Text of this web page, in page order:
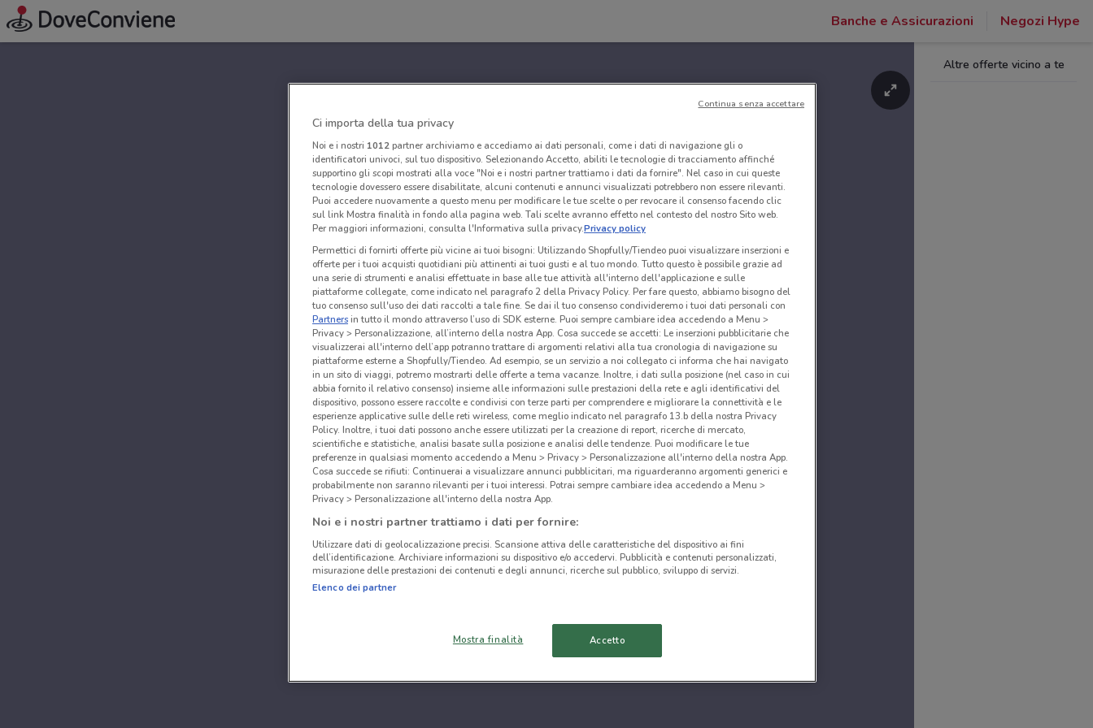
Banche e Assicurazioni Negozi Hype
Altre offerte vicino a te
Ci importa della tua privacy
Noi e i nostri 1012partner archiviamo e accediamo ai dati personali, come i dati di navigazione gli o
identificatori univoci, sul tuo dispositivo. Selezionando Accetto, abiliti le tecnologie di tracciamento affinché
supportino gli scopi mostrati alla voce "Noi e i nostri partner trattiamo i dati da fornire". Nel caso in cui queste
tecnologie dovessero essere disabilitate, alcuni contenuti e annunci visualizzati potrebbero non essere rilevanti.
Puoi accedere nuovamente a questo menu per modificare le tue scelte o per revocare il consenso facendo clic
sul link Mostra finalità in fondo alla pagina web. Tali scelte avranno effetto nel contesto del nostro Sito web.
Per maggiori informazioni, consulta l'Informativa sulla privacy.Privacy policy
Permettici di fornirti offerte più vicine ai tuoi bisogni: Utilizzando Shopfully/Tiendeo puoi visualizzare inserzioni e
offerte per i tuoi acquisti quotidiani più attinenti ai tuoi gusti e al tuo mondo. Tutto questo è possibile grazie ad
una serie di strumenti e analisi effettuate in base alle tue attività all'interno dell'applicazione e sulle
piattaforme collegate, come indicato nel paragrafo 2 della Privacy Policy. Per fare questo, abbiamo bisogno del
tuo consenso sull'uso dei dati raccolti a tale fine. Se dai il tuo consenso condivideremo i tuoi dati personali con
Partnersin tutto il mondo attraverso l’uso di SDK esterne. Puoi sempre cambiare idea accedendo a Menu >
Privacy > Personalizzazione, all’interno della nostra App. Cosa succede se accetti: Le inserzioni pubblicitarie che
visualizzerai all'interno dell’app potranno trattare di argomenti relativi alla tua cronologia di navigazione su
piattaforme esterne a Shopfully/Tiendeo. Ad esempio, se un servizio a noi collegato ci informa che hai navigato
in un sito di viaggi, potremo mostrarti delle offerte a tema vacanze. Inoltre, i dati sulla posizione (nel caso in cui
abbia fornito il relativo consenso) insieme alle informazioni sulle prestazioni della rete e agli identificativi del
dispositivo, possono essere raccolte e condivisi con terze parti per comprendere e migliorare la connettività e le
esperienze applicative sulle delle reti wireless, come meglio indicato nel paragrafo 13.b della nostra Privacy
Policy. Inoltre, i tuoi dati possono anche essere utilizzati per la creazione di report, ricerche di mercato,
scientifiche e statistiche, analisi basate sulla posizione e analisi delle tendenze. Puoi modificare le tue
preferenze in qualsiasi momento accedendo a Menu > Privacy > Personalizzazione all'interno della nostra App.
Cosa succede se rifiuti: Continuerai a visualizzare annunci pubblicitari, ma riguarderanno argomenti generici e
probabilmente non saranno rilevanti per i tuoi interessi. Potrai sempre cambiare idea accedendo a Menu >
Privacy > Personalizzazione all'interno della nostra App.
Noi e i nostri partner trattiamo i dati per fornire:
Utilizzare dati di geolocalizzazione precisi. Scansione attiva delle caratteristiche del dispositivo ai fini
dell’identificazione. Archiviare informazioni su dispositivo e/o accedervi. Pubblicità e contenuti personalizzati,
misurazione delle prestazioni dei contenuti e degli annunci, ricerche sul pubblico, sviluppo di servizi.
Elenco dei partner
Mostra finalità Accetto
Continua senza accettare